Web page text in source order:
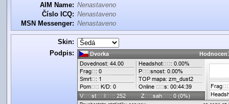
AIM Name: Nenastaveno
Číslo ICQ: Nenastaveno
MSN Messenger: Nenastaveno
Skin:
Podpis: